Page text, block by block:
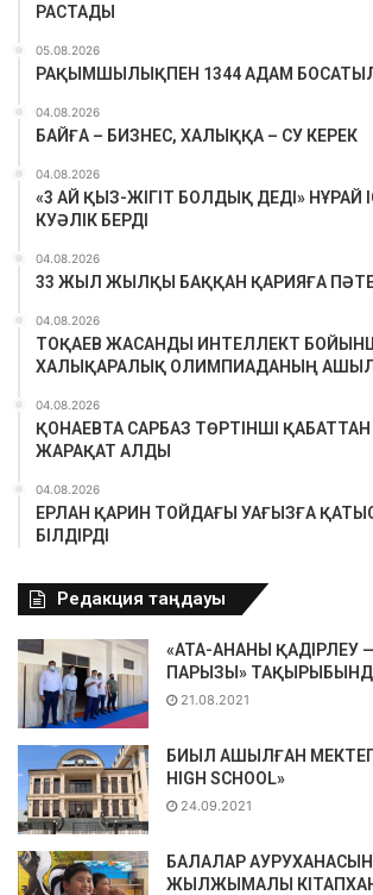
РАСТАДЫ
05.08.2026
РАҚЫМШЫЛЫҚПЕН 1344 АДАМ
04.08.2026
БАЙҒА – БИЗНЕС, ХАЛЫҚҚА – СУ КЕРЕК
04.08.2026
«3 АЙ ҚЫЗ-ЖІГІТ БОЛДЫҚ ДЕДІ» НҰРАЙ
КУӘЛІК БЕРДІ
04.08.2026
33 ЖЫЛ ЖЫЛҚЫ БАҚҚАН ҚАРИЯҒА
04.08.2026
ТОҚАЕВ ЖАСАНДЫ ИНТЕЛЛЕКТ
ХАЛЫҚАРАЛЫҚ ОЛИМПИАДАНЫҢ
04.08.2026
ҚОНАЕВТА САРБАЗ ТӨРТІНШІ
ЖАРАҚАТ АЛДЫ
04.08.2026
ЕРЛАН ҚАРИН ТОЙДАҒЫ УАҒЫЗҒА
БІЛДІРДІ
Редакция таңдауы
«АТА-АНАНЫ ҚАДІРЛЕУ
ПАРЫЗЫ»
21.08.2021
БИЫЛ АШЫЛҒАН
HIGH SCHOOL»
24.09.2021
БАЛАЛАР
ЖЫЛЖЫМАЛЫ